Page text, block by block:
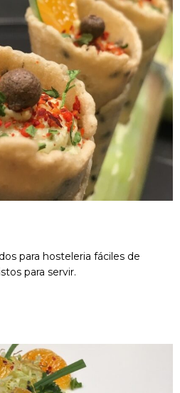
para hosteleria fáciles de
para servir.